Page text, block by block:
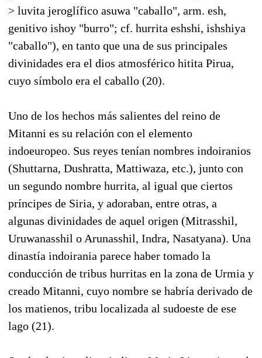
> luvita jeroglífico asuwa "caballo", arm. esh,
genitivo ishoy "burro"; cf. hurrita eshshi, ishshiya
"caballo"), en tanto que una de sus principales
divinidades era el dios atmosférico hitita Pirua,
cuyo símbolo era el caballo (20).
Uno de los hechos más salientes del reino de
Mitanni es su relación con el elemento
indoeuropeo. Sus reyes tenían nombres indoiranios
(Shuttarna, Dushratta, Mattiwaza, etc.), junto con
un segundo nombre hurrita, al igual que ciertos
príncipes de Siria, y adoraban, entre otras, a
algunas divinidades de aquel origen (Mitrasshil,
Uruwanasshil o Arunasshil, Indra, Nasatyana). Una
dinastía indoirania parece haber tomado la
conducción de tribus hurritas en la zona de Urmia y
creado Mitanni, cuyo nombre se habría derivado de
los matienos, tribu localizada al sudoeste de ese
lago (21).